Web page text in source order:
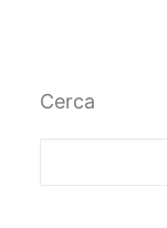
Cerca